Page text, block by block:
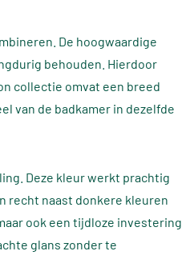
De hoogwaardige
behouden. Hierdoor
collectie omvat een breed
van de badkamer in dezelfde
Deze kleur werkt prachtig
recht naast donkere kleuren
ook een tijdloze investering
glans zonder te